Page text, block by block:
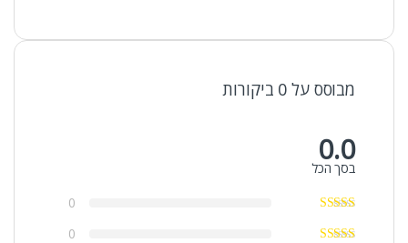
מבוסס על 0 ביקורות
0.0
בסך הכל
0
0